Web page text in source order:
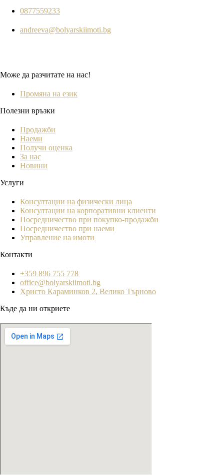
0877559233
andreeva@bolyarskiimoti.bg
Може да разчитате на нас!
Промяна на език
Полезни връзки
Продажби
Наеми
Получи оценка
За нас
Новини
Услуги
Консултации на физически лица
Консултации на корпоративни клиенти
Посредничество при покупко-продажби
Посредничество при наеми
Управление на имоти
Контакти
+359 896 755 778
office@bolyarskiimoti.bg
Христо Караминков 2, Велико Търново
Къде да ни откриете